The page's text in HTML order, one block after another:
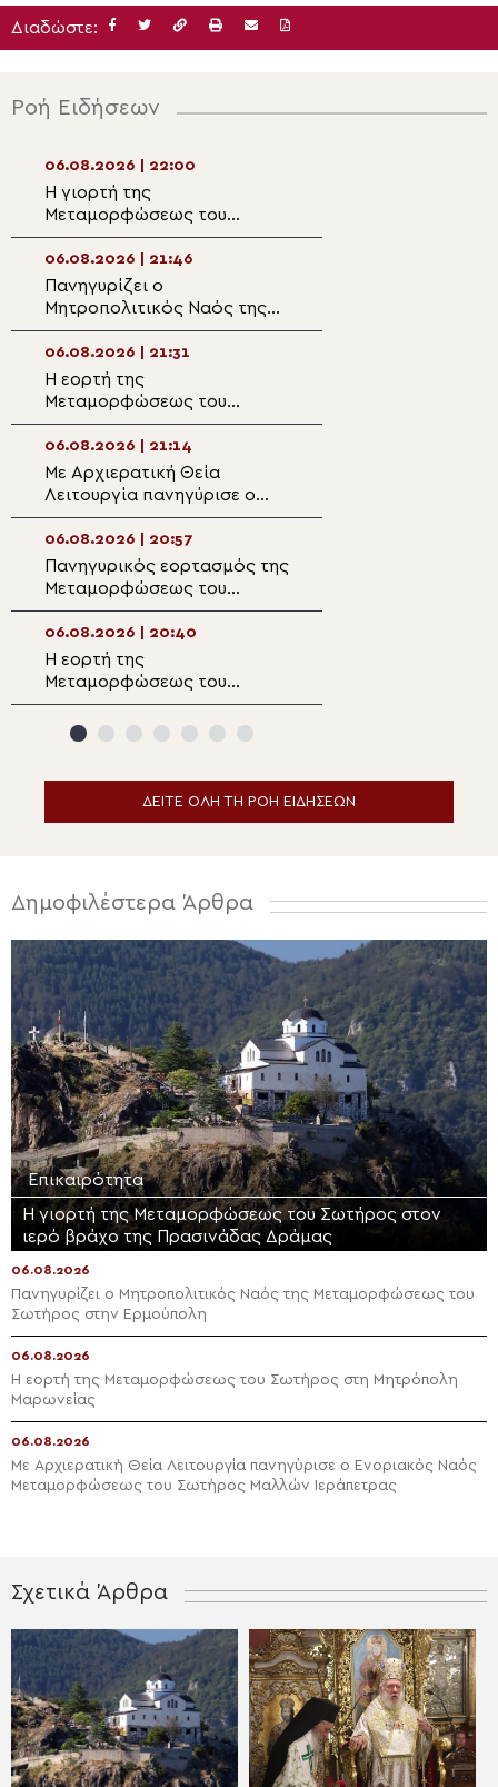
Διαδώστε:
Ροή Ειδήσεων
06.08.2026 | 22:00
Η γιορτή της
Μεταμορφώσεως του
Σωτήρος στον ιερό βράχο
της Πρασινάδας Δράμας
06.08.2026 | 21:46
Πανηγυρίζει ο
Μητροπολιτικός Ναός της
Μεταμορφώσεως του
Σωτήρος στην Ερμούπολη
06.08.2026 | 21:31
Η εορτή της
Μεταμορφώσεως του
Σωτήρος στη Μητρόπολη
Μαρωνείας
06.08.2026 | 21:14
Με Αρχιερατική Θεία
Λειτουργία πανηγύρισε ο
Ενοριακός Ναός
Μεταμορφώσεως του
Σωτήρος Μαλλών
Ιεράπετρας
06.08.2026 | 20:57
Πανηγυρικός εορτασμός της
Μεταμορφώσεως του
Σωτήρος στην
Αλεξανδρούπολη
06.08.2026 | 20:40
Η εορτή της
Μεταμορφώσεως του
Σωτήρος στα Λευκάκια
Ναυπλίου
ΔΕΙΤΕ ΟΛΗ ΤΗ ΡΟΗ ΕΙΔΗΣΕΩΝ
Δημοφιλέστερα Άρθρα
Επικαιρότητα
Η γιορτή της Μεταμορφώσεως του Σωτήρος στον
ιερό βράχο της Πρασινάδας Δράμας
06.08.2026
Πανηγυρίζει ο Μητροπολιτικός Ναός της Μεταμορφώσεως του
Σωτήρος στην Ερμούπολη
06.08.2026
Η εορτή της Μεταμορφώσεως του Σωτήρος στη Μητρόπολη
Μαρωνείας
06.08.2026
Με Αρχιερατική Θεία Λειτουργία πανηγύρισε ο Ενοριακός Ναός
Μεταμορφώσεως του Σωτήρος Μαλλών Ιεράπετρας
Σχετικά Άρθρα